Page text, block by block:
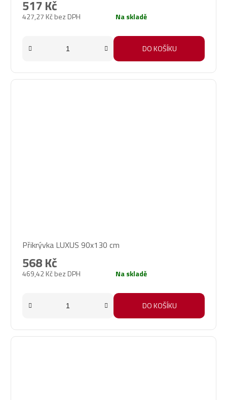
427,27 Kč bez DPH
517 Kč
Na skladě
DO KOŠÍKU
Přikrývka LUXUS 90x130 cm
469,42 Kč bez DPH
568 Kč
Na skladě
DO KOŠÍKU